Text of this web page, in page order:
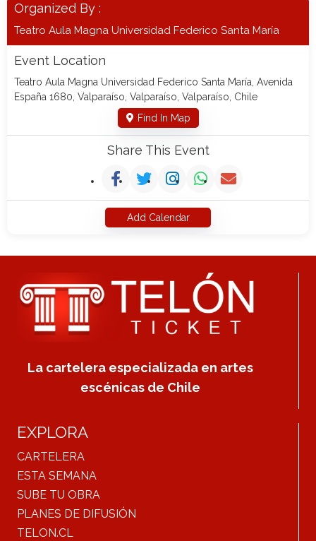
Organized By :
Teatro Aula Magna Universidad Federico Santa María
Event Location
Teatro Aula Magna Universidad Federico Santa María, Avenida
España 1680, Valparaíso, Valparaíso, Valparaíso, Chile
Find In Map
Share This Event
Add Calendar
La cartelera especializada en artes
escénicas de Chile
EXPLORA
CARTELERA
ESTA SEMANA
SUBE TU OBRA
PLANES DE DIFUSIÓN
TELON.CL